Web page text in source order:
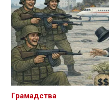
Грамадства